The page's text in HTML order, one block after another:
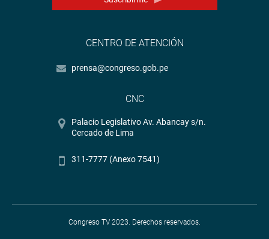
CENTRO DE ATENCIÓN
prensa@congreso.gob.pe
CNC
Palacio Legislativo Av. Abancay s/n.
Cercado de Lima
311-7777 (Anexo 7541)
Congreso TV 2023. Derechos reservados.